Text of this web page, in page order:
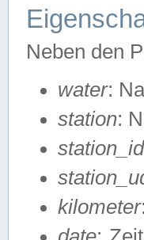
Neben den
water:
station:
station_id
kilometer